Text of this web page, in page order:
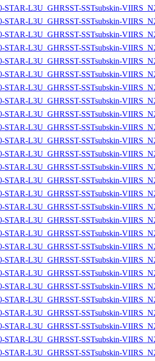
STAR-L3U_GHRSST-SSTsubskin-
STAR-L3U_GHRSST-SSTsubskin-
STAR-L3U_GHRSST-SSTsubskin-
STAR-L3U_GHRSST-SSTsubskin-
STAR-L3U_GHRSST-SSTsubskin-
STAR-L3U_GHRSST-SSTsubskin-
STAR-L3U_GHRSST-SSTsubskin-
STAR-L3U_GHRSST-SSTsubskin-
STAR-L3U_GHRSST-SSTsubskin-
STAR-L3U_GHRSST-SSTsubskin-
STAR-L3U_GHRSST-SSTsubskin-
STAR-L3U_GHRSST-SSTsubskin-
STAR-L3U_GHRSST-SSTsubskin-
STAR-L3U_GHRSST-SSTsubskin-
STAR-L3U_GHRSST-SSTsubskin-
STAR-L3U_GHRSST-SSTsubskin-
STAR-L3U_GHRSST-SSTsubskin-
STAR-L3U_GHRSST-SSTsubskin-
STAR-L3U_GHRSST-SSTsubskin-
STAR-L3U_GHRSST-SSTsubskin-
STAR-L3U_GHRSST-SSTsubskin-
STAR-L3U_GHRSST-SSTsubskin-
STAR-L3U_GHRSST-SSTsubskin-
STAR-L3U_GHRSST-SSTsubskin-
STAR-L3U_GHRSST-SSTsubskin-
STAR-L3U_GHRSST-SSTsubskin-
STAR-L3U_GHRSST-SSTsubskin-